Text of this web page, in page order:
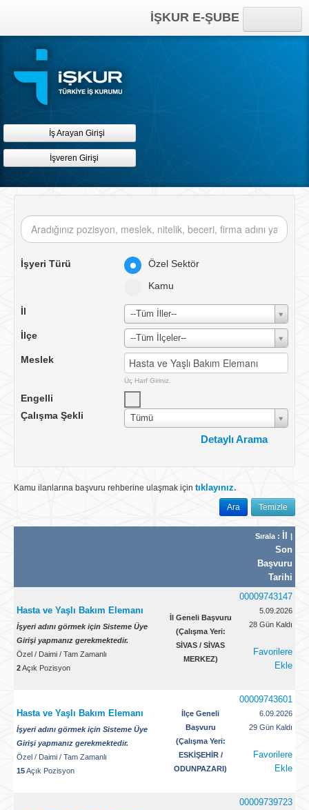
İŞKUR E-ŞUBE
Online İşlemler
İş Arayan Girişi
İşveren Girişi
İşyeri Türü
Özel Sektör
Kamu
İl --Tüm İller--
İlçe --Tüm İlçeler--
Meslek
Üç Harf Giriniz.
Engelli
Çalışma Şekli
Tümü
Detaylı Arama
Ülke TÜRKİYE
Öğrenim Durumu Tümü
Kamu ilanlarına başvuru rehberine ulaşmak için tıklayınız.
Ara Temizle
Sırala : |
Son
Başvuru
Tarihi
Hasta ve Yaşlı Bakım Elemanı
İşyeri adını görmek için Sisteme Üye
Girişi yapmanız gerekmektedir.
Özel / Daimi / Tam Zamanlı
2Açık Pozisyon
İl Geneli Başvuru
(Çalışma Yeri:
SİVAS / SİVAS
MERKEZ)
00009743147
5.09.2026
28 Gün Kaldı
Favorilere
Ekle
Hasta ve Yaşlı Bakım Elemanı
İşyeri adını görmek için Sisteme Üye
Girişi yapmanız gerekmektedir.
Özel / Daimi / Tam Zamanlı
15Açık Pozisyon
İlçe Geneli
Başvuru
(Çalışma Yeri:
ESKİŞEHİR /
ODUNPAZARI)
00009743601
6.09.2026
29 Gün Kaldı
Favorilere
Ekle
00009739723